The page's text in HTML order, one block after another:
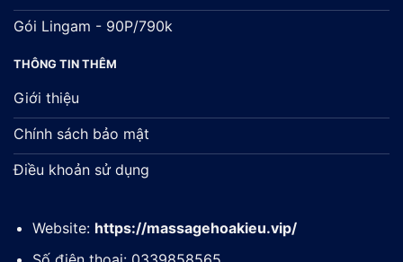
Gói Lingam - 90P/790k
THÔNG TIN THÊM
Giới thiệu
Chính sách bảo mật
Điều khoản sử dụng
Website: https://massagehoakieu.vip/